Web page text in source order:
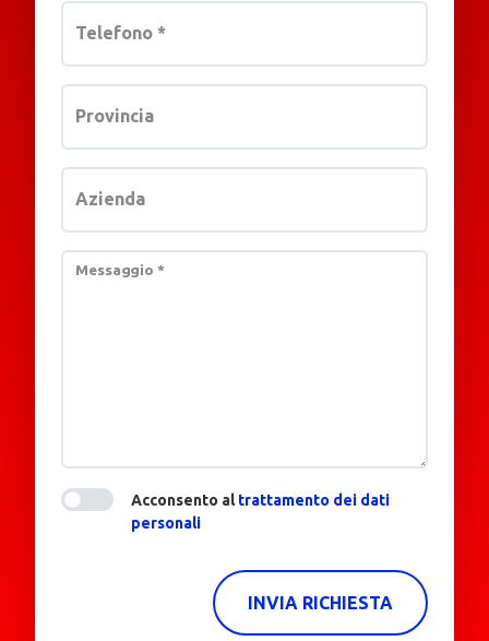
Telefono *
Provincia
Azienda
Messaggio *
Acconsento altrattamento dei dati
personali
INVIA RICHIESTA